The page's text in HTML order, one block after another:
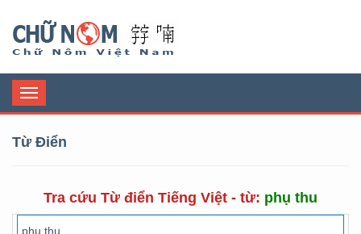
Toggle
navigation
Từ Điển
Tra cứu Từ điển Tiếng Việt - từ: phụ thu